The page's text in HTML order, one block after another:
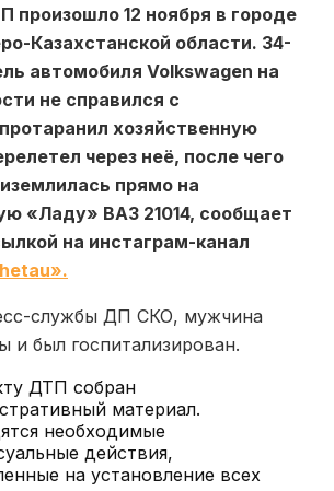
произошло 12 ноября в городе
Казахстанской области. 34-
автомобиля Volkswagen на
не справился с
хозяйственную
через неё, после чего
прямо на
«Ладу» ВАЗ 21014, сообщает
на инстаграм-канал
службы ДП СКО, мужчина
и был госпитализирован.
ДТП собран
материал.
необходимые
действия,
на установление всех